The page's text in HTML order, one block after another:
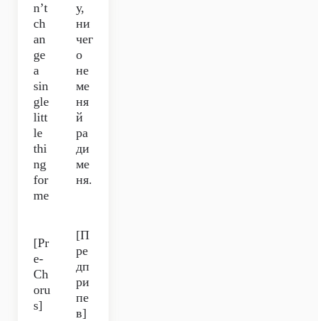
n’t
ch
an
ge
a
sin
gle
litt
le
thi
ng
for
me
у,
ни
чег
о
не
ме
ня
й
ра
ди
ме
ня.
[Pr
e-
Ch
oru
s]
[П
ре
дп
ри
пе
в]